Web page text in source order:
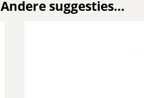
Andere suggesties…